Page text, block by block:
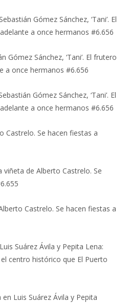
Sebastián Gómez Sánchez, ‘Tani’. El
a once hermanos #6.656
Gómez Sánchez, ‘Tani’. El frutero
a once hermanos #6.656
Gómez Sánchez, ‘Tani’. El
a once hermanos #6.656
Castrelo. Se hacen fiestas a
viñeta de Alberto Castrelo. Se
Castrelo. Se hacen fiestas a
Luis Suárez Ávila y Pepita Lena:
centro histórico que El Puerto
en Luis Suárez Ávila y Pepita